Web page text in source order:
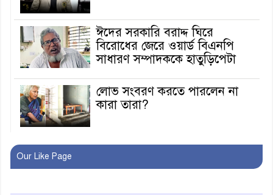
ঈদের সরকারি বরাদ্দ ঘিরে
বিরোধের জেরে ওয়ার্ড বিএনপি
সাধারণ সম্পাদককে হাতুড়িপেটা
লোভ সংবরণ করতে পারলেন না
কারা তারা?
অনূর্ধ্ব-১৭ জাতীয় চ্যাম্পিয়ন মাগুরা
Our Like Page